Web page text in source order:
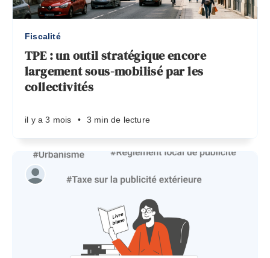
Fiscalité
TPE : un outil stratégique encore
largement sous-mobilisé par les
collectivités
il y a 3 mois • 3 min de lecture